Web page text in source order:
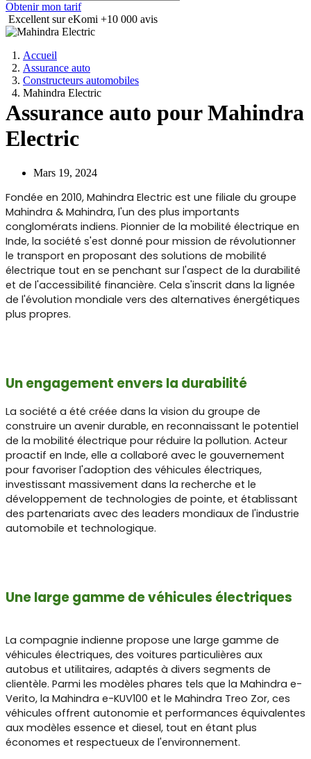
Obtenir mon tarif
Excellent sur eKomi +10 000 avis
Accueil
Assurance auto
Constructeurs automobiles
Mahindra Electric
Assurance auto pour Mahindra
Electric
Mars 19, 2024
Fondée en 2010, Mahindra Electric est une filiale du groupe
Mahindra & Mahindra, l'un des plus importants
conglomérats indiens. Pionnier de la mobilité électrique en
Inde, la société s'est donné pour mission de révolutionner
le transport en proposant des solutions de mobilité
électrique tout en se penchant sur l'aspect de la durabilité
et de l'accessibilité financière. Cela s'inscrit dans la lignée
de l'évolution mondiale vers des alternatives énergétiques
plus propres.
Un engagement envers la durabilité
La société a été créée dans la vision du groupe de
construire un avenir durable, en reconnaissant le potentiel
de la mobilité électrique pour réduire la pollution. Acteur
proactif en Inde, elle a collaboré avec le gouvernement
pour favoriser l'adoption des véhicules électriques,
investissant massivement dans la recherche et le
développement de technologies de pointe, et établissant
des partenariats avec des leaders mondiaux de l'industrie
automobile et technologique.
Une large gamme de véhicules électriques
La compagnie indienne propose une large gamme de
véhicules électriques, des voitures particulières aux
autobus et utilitaires, adaptés à divers segments de
clientèle. Parmi les modèles phares tels que la Mahindra e-
Verito, la Mahindra e-KUV100 et le Mahindra Treo Zor, ces
véhicules offrent autonomie et performances équivalentes
aux modèles essence et diesel, tout en étant plus
économes et respectueux de l'environnement.